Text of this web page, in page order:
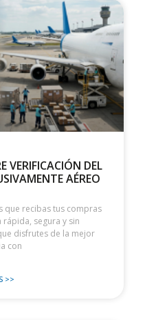
VERIFICACIÓN DEL
AÉREO
que recibas tus compras
segura y sin
disfrutes de la mejor
con
>>